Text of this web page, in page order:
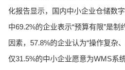
化报告显示，国内中小企业仓储数
中69.2%的企业表示“预算有限”是
因素，57.8%的企业认为“操作复杂
仅31.5%的中小企业愿意为WMS系